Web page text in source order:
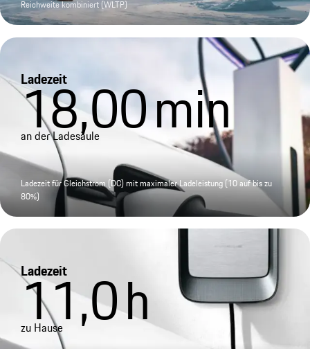
Reichweite kombiniert (WLTP)
Ladezeit
18,00min
an der Ladesäule
Ladezeit für Gleichstrom (DC) mit maximaler Ladeleistung (10 auf bis zu
80%)
Ladezeit
11,0h
zu Hause